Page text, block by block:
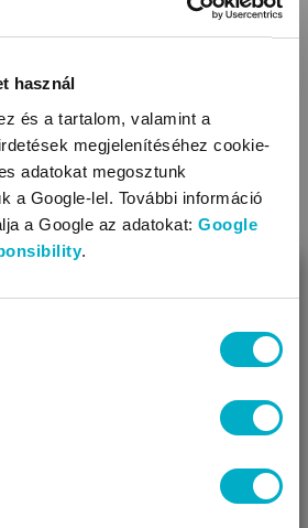
használ
és a tartalom, valamint a
megjelenítéséhez cookie-
adatokat megosztunk
a Google-lel. További információ
a Google az adatokat: Google
.
hétre: a terhesség első hete
első hetében valójában még
Olvasd tovább
2 hetes terhesség
a petesejtek érésnek indulnak.
most jársz nálunk először!